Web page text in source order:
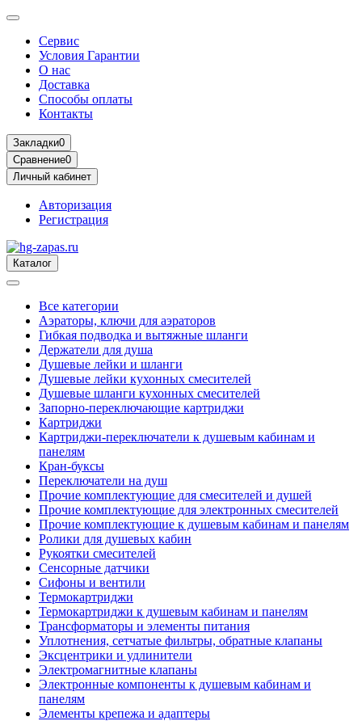
Сервис
Условия Гарантии
О нас
Доставка
Способы оплаты
Контакты
Закладки0
Сравнение0
Личный кабинет
Авторизация
Регистрация
Каталог
Все категории
Аэраторы, ключи для аэраторов
Гибкая подводка и вытяжные шланги
Держатели для душа
Душевые лейки и шланги
Душевые лейки кухонных смесителей
Душевые шланги кухонных смесителей
Запорно-переключающие картриджи
Картриджи
Картриджи-переключатели к душевым кабинам и
панелям
Кран-буксы
Переключатели на душ
Прочие комплектующие для смесителей и душей
Прочие комплектующие для электронных смесителей
Прочие комплектующие к душевым кабинам и панелям
Ролики для душевых кабин
Рукоятки смесителей
Сенсорные датчики
Сифоны и вентили
Термокартриджи
Термокартриджи к душевым кабинам и панелям
Трансформаторы и элементы питания
Уплотнения, сетчатые фильтры, обратные клапаны
Эксцентрики и удлинители
Электромагнитные клапаны
Электронные компоненты к душевым кабинам и
панелям
Элементы крепежа и адаптеры